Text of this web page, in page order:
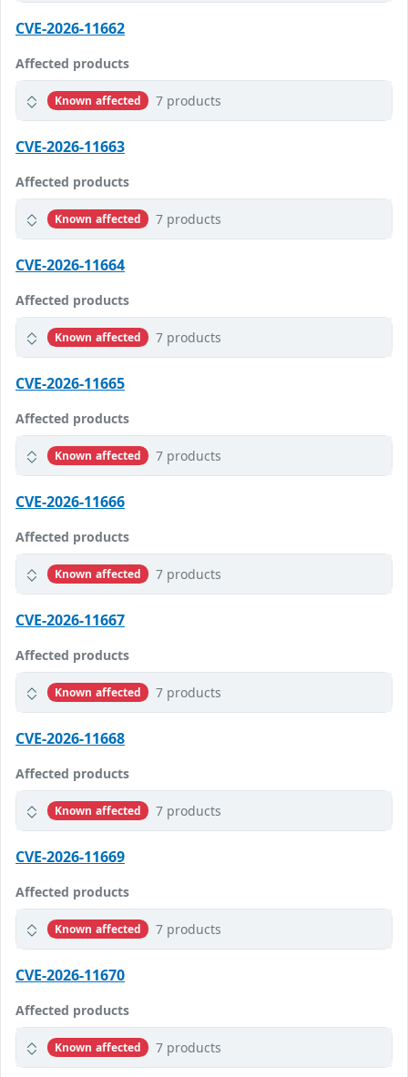
CVE-2026-11662
Affected products
Known affected 7 products
CVE-2026-11663
Affected products
Known affected 7 products
CVE-2026-11664
Affected products
Known affected 7 products
CVE-2026-11665
Affected products
Known affected 7 products
CVE-2026-11666
Affected products
Known affected 7 products
CVE-2026-11667
Affected products
Known affected 7 products
CVE-2026-11668
Affected products
Known affected 7 products
CVE-2026-11669
Affected products
Known affected 7 products
CVE-2026-11670
Affected products
Known affected 7 products